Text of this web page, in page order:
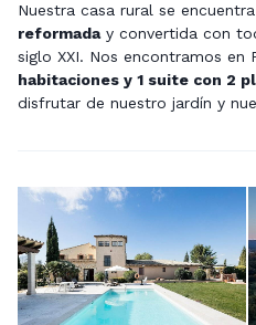
Nuestra casa rural se
reformaday convertida con
siglo XXI. Nos encontramos en
habitaciones y 1 suite con 2
disfrutar de nuestro jardín y